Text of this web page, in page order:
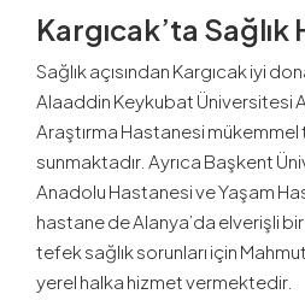
Kargıcak’ta Sağlık
Sağlık açısından Kargıcak iyi
Alaaddin Keykubat Üniversitesi
Araştırma Hastanesi mükemmel
sunmaktadır. Ayrıca Başkent
Anadolu Hastanesi ve Yaşam
hastane de Alanya’da elverişli
tefek sağlık sorunları için
yerel halka hizmet vermektedir.